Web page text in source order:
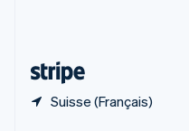
Suisse (Français)